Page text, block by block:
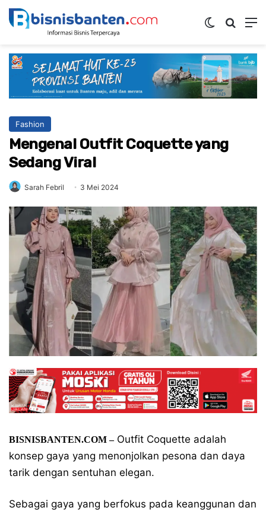
Switch skin
Fashion
Mengenal Outfit Coquette yang
Sedang Viral
Sarah Febril 3 Mei 2024
BISNISBANTEN.COM –Outfit Coquette adalah
konsep gaya yang menonjolkan pesona dan daya
tarik dengan sentuhan elegan.
Sebagai gaya yang berfokus pada keanggunan dan